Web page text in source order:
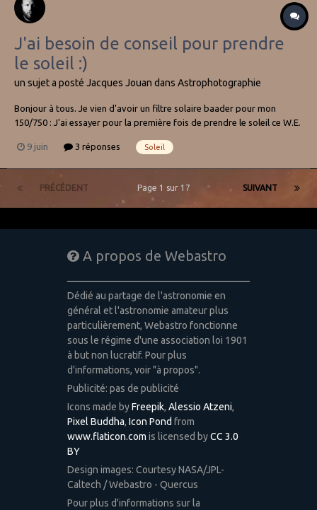
J'ai besoin de conseil pour prendre
le soleil :)
un sujet a posté Jacques Jouan dans Astrophotographie
Bonjour à tous. Je vien d'avoir un filtre solaire baader pour mon
150/750 : J'ai essayer pour la première fois de prendre le soleil ce W.E.
mon Xiaomi Redmi note 13 5G. J'ai voulu...
9 juin 3 réponses Soleil
PRÉCÉDENT SUIVANT
Page 1 sur 17
A propos de Webastro
Dédié au partage de l'astronomie en
général et l'astronomie amateur plus
particulièrement, Webastro fonctionne
sous le régime d'une association loi 1901
à but non lucratif. Pour plus
d'informations, voir "à propos".
Publicité: pas de publicité
Icons made byFreepik, Alessio Atzeni,
Pixel Buddha, Icon Pond from
www.flaticon.com is licensed byCC 3.0
BY
Design images: Courtesy NASA/JPL-
Caltech / Webastro - Quercus
Pour plus d'informations sur la